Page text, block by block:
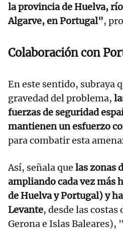
la provincia de Huelva,
Algarve, en Portugal",
Colaboración con
En este sentido, subraya
gravedad del problema,
fuerzas de seguridad
mantienen un esfuerzo
para combatir esta
Así, señala que las zonas
ampliando cada vez más
de Huelva y Portugal) y
Levante, desde las
Gerona e Islas Baleares),